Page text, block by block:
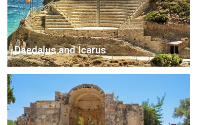
Daedalus and Icarus